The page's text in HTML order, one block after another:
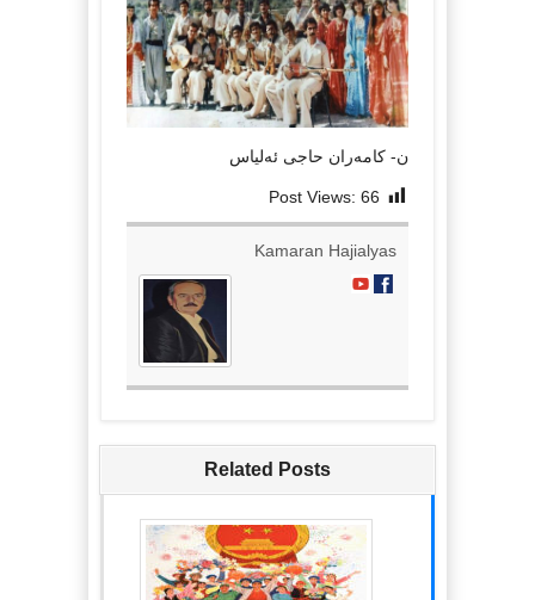
ن- كامەران حاجی ئەلیاس
Post Views: 66
Kamaran Hajialyas
Related Posts